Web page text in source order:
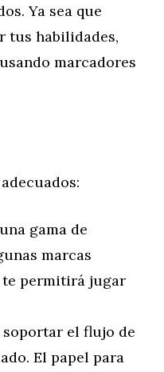
Ya sea que
tus habilidades,
marcadores
gama de
marcas
te permitirá jugar
el flujo de
El papel para